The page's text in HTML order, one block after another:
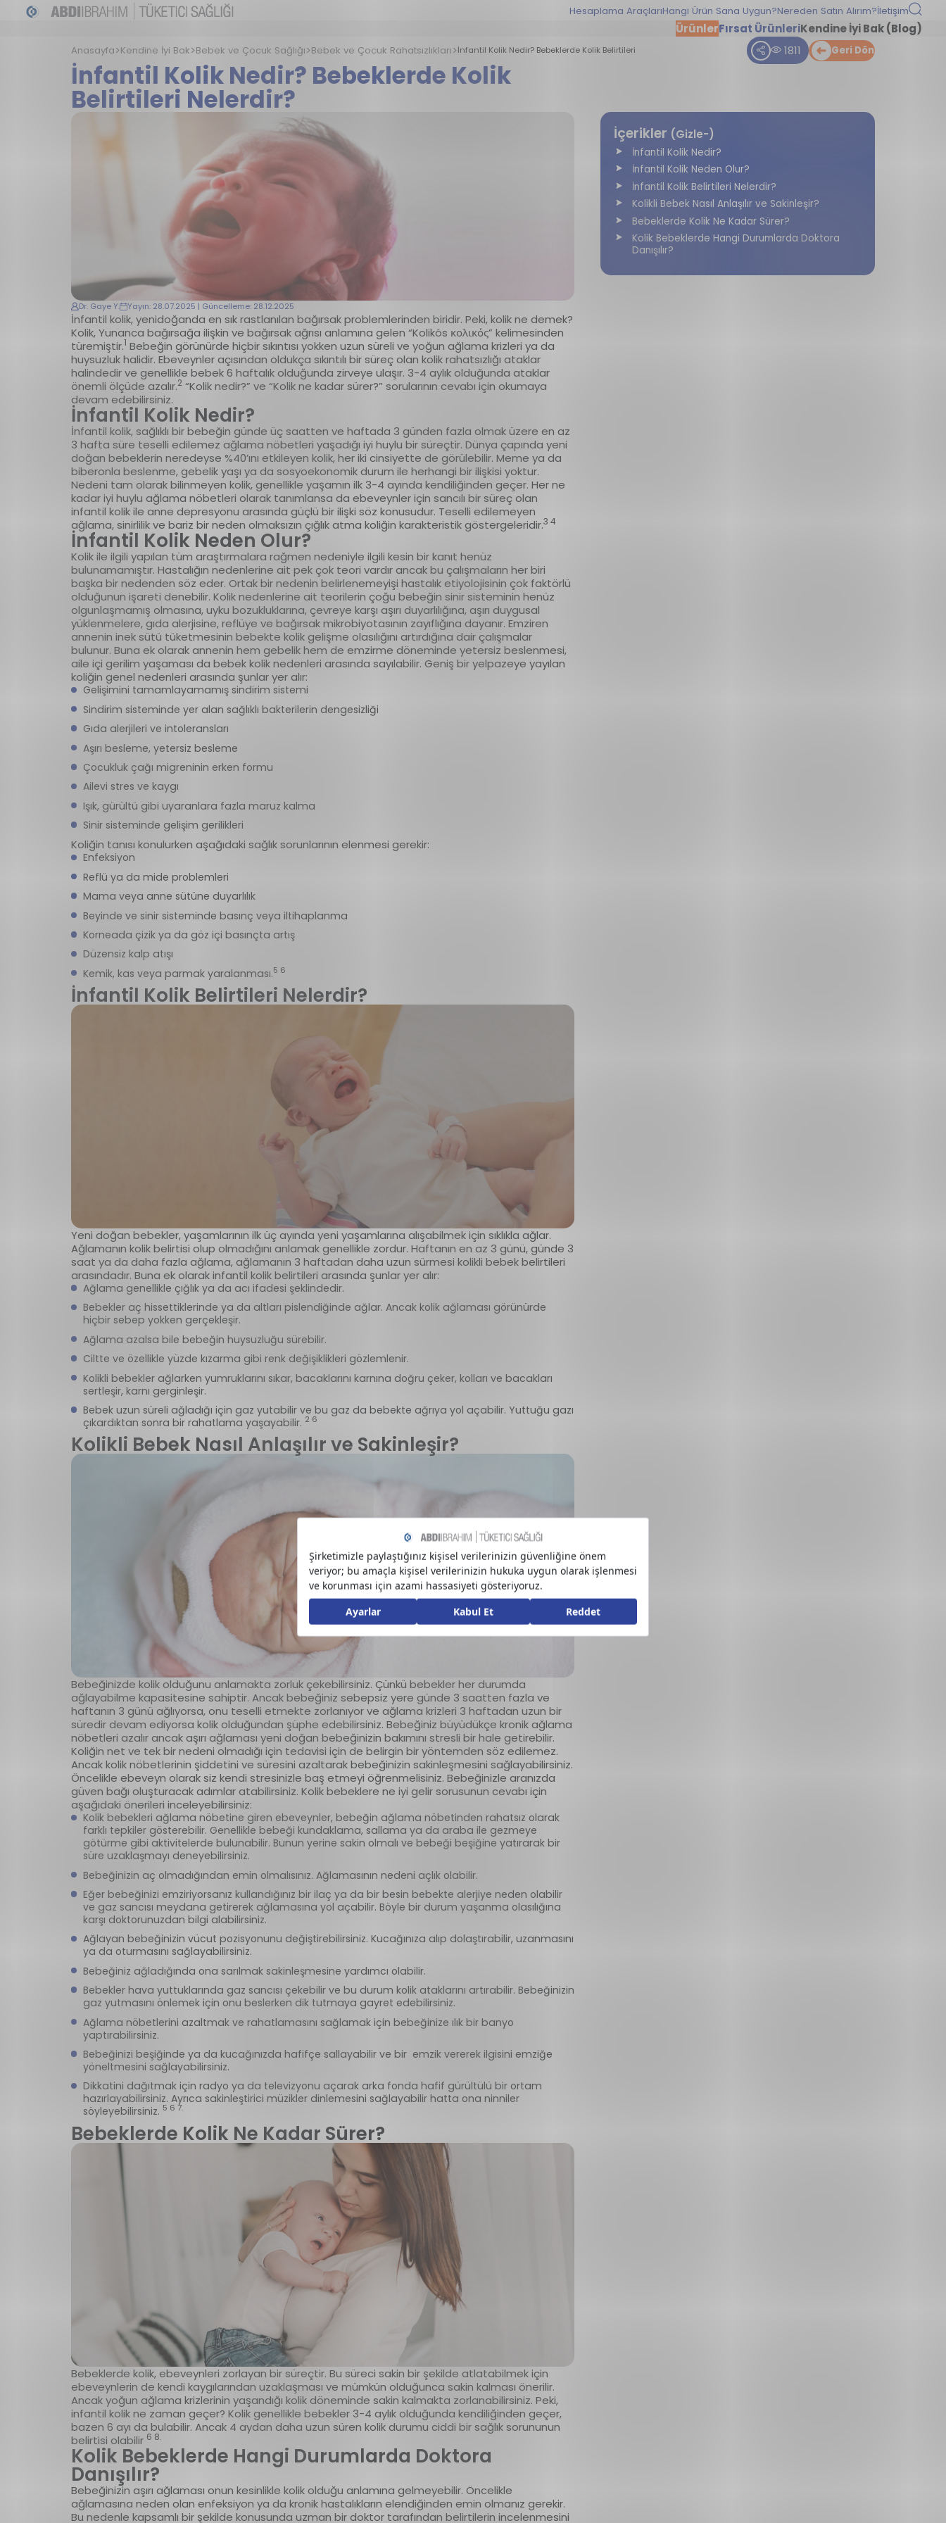
Hesaplama AraçlarıHangi Ürün Sana Uygun?Nereden Satın Alırım?İletişim
ÜrünlerFırsat ÜrünleriKendine İyi Bak (Blog)
Anasayfa Kendine İyi Bak Bebek ve Çocuk Sağlığı Bebek ve Çocuk Rahatsızlıkları İnfantil Kolik Nedir? Bebeklerde Kolik Belirtileri 1811 Geri Dön
İnfantil Kolik Nedir? Bebeklerde Kolik
Belirtileri Nelerdir?
Dr. Gaye Y. Yayın: 28.07.2025 | Güncelleme: 28.12.2025
İnfantil kolik, yenidoğanda en sık rastlanılan bağırsak problemlerinden biridir. Peki, kolik ne demek?
Kolik, Yunanca bağırsağa ilişkin ve bağırsak ağrısı anlamına gelen “Kolikós κολικός” kelimesinden
türemiştir.1 Bebeğin görünürde hiçbir sıkıntısı yokken uzun süreli ve yoğun ağlama krizleri ya da
huysuzluk halidir. Ebeveynler açısından oldukça sıkıntılı bir süreç olan kolik rahatsızlığı ataklar
halindedir ve genellikle bebek 6 haftalık olduğunda zirveye ulaşır. 3-4 aylık olduğunda ataklar
önemli ölçüde azalır.2“Kolik nedir?” ve “Kolik ne kadar sürer?” sorularının cevabı için okumaya
devam edebilirsiniz.
İnfantil Kolik Nedir?
İnfantil kolik, sağlıklı bir bebeğin günde üç saatten ve haftada 3 günden fazla olmak üzere en az
3 hafta süre teselli edilemez ağlama nöbetleri yaşadığı iyi huylu bir süreçtir. Dünya çapında yeni
doğan bebeklerin neredeyse %40’ını etkileyen kolik, her iki cinsiyette de görülebilir. Meme ya da
biberonla beslenme, gebelik yaşı ya da sosyoekonomik durum ile herhangi bir ilişkisi yoktur.
Nedeni tam olarak bilinmeyen kolik, genellikle yaşamın ilk 3-4 ayında kendiliğinden geçer. Her ne
kadar iyi huylu ağlama nöbetleri olarak tanımlansa da ebeveynler için sancılı bir süreç olan
infantil kolik ile anne depresyonu arasında güçlü bir ilişki söz konusudur. Teselli edilemeyen
ağlama, sinirlilik ve bariz bir neden olmaksızın çığlık atma koliğin karakteristik göstergeleridir.3 4
İnfantil Kolik Neden Olur?
Kolik ile ilgili yapılan tüm araştırmalara rağmen nedeniyle ilgili kesin bir kanıt henüz
bulunamamıştır. Hastalığın nedenlerine ait pek çok teori vardır ancak bu çalışmaların her biri
başka bir nedenden söz eder. Ortak bir nedenin belirlenemeyişi hastalık etiyolojisinin çok faktörlü
olduğunun işareti denebilir. Kolik nedenlerine ait teorilerin çoğu bebeğin sinir sisteminin henüz
olgunlaşmamış olmasına, uyku bozukluklarına, çevreye karşı aşırı duyarlılığına, aşırı duygusal
yüklenmelere, gıda alerjisine, reflüye ve bağırsak mikrobiyotasının zayıflığına dayanır. Emziren
annenin inek sütü tüketmesinin bebekte kolik gelişme olasılığını artırdığına dair çalışmalar
bulunur. Buna ek olarak annenin hem gebelik hem de emzirme döneminde yetersiz beslenmesi,
aile içi gerilim yaşaması da bebek kolik nedenleri arasında sayılabilir. Geniş bir yelpazeye yayılan
koliğin genel nedenleri arasında şunlar yer alır:
Gelişimini tamamlayamamış sindirim sistemi
Sindirim sisteminde yer alan sağlıklı bakterilerin dengesizliği
Gıda alerjileri ve intoleransları
Aşırı besleme, yetersiz besleme
Çocukluk çağı migreninin erken formu
Ailevi stres ve kaygı
Işık, gürültü gibi uyaranlara fazla maruz kalma
Sinir sisteminde gelişim gerilikleri
Koliğin tanısı konulurken aşağıdaki sağlık sorunlarının elenmesi gerekir:
Enfeksiyon
Reflü ya da mide problemleri
Mama veya anne sütüne duyarlılık
Beyinde ve sinir sisteminde basınç veya iltihaplanma
Korneada çizik ya da göz içi basınçta artış
Düzensiz kalp atışı
Kemik, kas veya parmak yaralanması.5 6
İnfantil Kolik Belirtileri Nelerdir?
Yeni doğan bebekler, yaşamlarının ilk üç ayında yeni yaşamlarına alışabilmek için sıklıkla ağlar.
Ağlamanın kolik belirtisi olup olmadığını anlamak genellikle zordur. Haftanın en az 3 günü, günde 3
saat ya da daha fazla ağlama, ağlamanın 3 haftadan daha uzun sürmesi kolikli bebek belirtileri
arasındadır. Buna ek olarak infantil kolik belirtileri arasında şunlar yer alır:
Ağlama genellikle çığlık ya da acı ifadesi şeklindedir.
Bebekler aç hissettiklerinde ya da altları pislendiğinde ağlar. Ancak kolik ağlaması görünürde
hiçbir sebep yokken gerçekleşir.
Ağlama azalsa bile bebeğin huysuzluğu sürebilir.
Ciltte ve özellikle yüzde kızarma gibi renk değişiklikleri gözlemlenir.
Kolikli bebekler ağlarken yumruklarını sıkar, bacaklarını karnına doğru çeker, kolları ve bacakları
sertleşir, karnı gerginleşir.
Bebek uzun süreli ağladığı için gaz yutabilir ve bu gaz da bebekte ağrıya yol açabilir. Yuttuğu gazı
çıkardıktan sonra bir rahatlama yaşayabilir. 2 6
Kolikli Bebek Nasıl Anlaşılır ve Sakinleşir?
Bebeğinizde kolik olduğunu anlamakta zorluk çekebilirsiniz. Çünkü bebekler her durumda
ağlayabilme kapasitesine sahiptir. Ancak bebeğiniz sebepsiz yere günde 3 saatten fazla ve
haftanın 3 günü ağlıyorsa, onu teselli etmekte zorlanıyor ve ağlama krizleri 3 haftadan uzun bir
süredir devam ediyorsa kolik olduğundan şüphe edebilirsiniz. Bebeğiniz büyüdükçe kronik ağlama
nöbetleri azalır ancak aşırı ağlaması yeni doğan bebeğinizin bakımını stresli bir hale getirebilir.
Koliğin net ve tek bir nedeni olmadığı için tedavisi için de belirgin bir yöntemden söz edilemez.
Ancak kolik nöbetlerinin şiddetini ve süresini azaltarak bebeğinizin sakinleşmesini sağlayabilirsiniz.
Öncelikle ebeveyn olarak siz kendi stresinizle baş etmeyi öğrenmelisiniz. Bebeğinizle aranızda
güven bağı oluşturacak adımlar atabilirsiniz. Kolik bebeklere ne iyi gelir sorusunun cevabı için
aşağıdaki önerileri inceleyebilirsiniz:
Kolik bebekleri ağlama nöbetine giren ebeveynler, bebeğin ağlama nöbetinden rahatsız olarak
farklı tepkiler gösterebilir. Genellikle bebeği kundaklama, sallama ya da araba ile gezmeye
götürme gibi aktivitelerde bulunabilir. Bunun yerine sakin olmalı ve bebeği beşiğine yatırarak bir
süre uzaklaşmayı deneyebilirsiniz.
Bebeğinizin aç olmadığından emin olmalısınız. Ağlamasının nedeni açlık olabilir.
Eğer bebeğinizi emziriyorsanız kullandığınız bir ilaç ya da bir besin bebekte alerjiye neden olabilir
ve gaz sancısı meydana getirerek ağlamasına yol açabilir. Böyle bir durum yaşanma olasılığına
karşı doktorunuzdan bilgi alabilirsiniz.
Ağlayan bebeğinizin vücut pozisyonunu değiştirebilirsiniz. Kucağınıza alıp dolaştırabilir, uzanmasını
ya da oturmasını sağlayabilirsiniz.
Bebeğiniz ağladığında ona sarılmak sakinleşmesine yardımcı olabilir.
Bebekler hava yuttuklarında gaz sancısı çekebilir ve bu durum kolik ataklarını artırabilir. Bebeğinizin
gaz yutmasını önlemek için onu beslerken dik tutmaya gayret edebilirsiniz.
Ağlama nöbetlerini azaltmak ve rahatlamasını sağlamak için bebeğinize ılık bir banyo
yaptırabilirsiniz.
Bebeğinizi beşiğinde ya da kucağınızda hafifçe sallayabilir ve bir emzik vererek ilgisini emziğe
yöneltmesini sağlayabilirsiniz.
Dikkatini dağıtmak için radyo ya da televizyonu açarak arka fonda hafif gürültülü bir ortam
hazırlayabilirsiniz. Ayrıca sakinleştirici müzikler dinlemesini sağlayabilir hatta ona ninniler
söyleyebilirsiniz. 5 6 7.
Bebeklerde Kolik Ne Kadar Sürer?
Bebeklerde kolik, ebeveynleri zorlayan bir süreçtir. Bu süreci sakin bir şekilde atlatabilmek için
ebeveynlerin de kendi kaygılarından uzaklaşması ve mümkün olduğunca sakin kalması önerilir.
Ancak yoğun ağlama krizlerinin yaşandığı kolik döneminde sakin kalmakta zorlanabilirsiniz. Peki,
infantil kolik ne zaman geçer? Kolik genellikle bebekler 3-4 aylık olduğunda kendiliğinden geçer,
bazen 6 ayı da bulabilir. Ancak 4 aydan daha uzun süren kolik durumu ciddi bir sağlık sorununun
belirtisi olabilir 6 8.
Kolik Bebeklerde Hangi Durumlarda Doktora
Danışılır?
Bebeğinizin aşırı ağlaması onun kesinlikle kolik olduğu anlamına gelmeyebilir. Öncelikle
ağlamasına neden olan enfeksiyon ya da kronik hastalıkların elendiğinden emin olmanız gerekir.
Bu nedenle kapsamlı bir şekilde konusunda uzman bir doktor tarafından belirtilerin incelenmesini
İçerikler (Gizle-)
İnfantil Kolik Nedir?
İnfantil Kolik Neden Olur?
İnfantil Kolik Belirtileri Nelerdir?
Kolikli Bebek Nasıl Anlaşılır ve Sakinleşir?
Bebeklerde Kolik Ne Kadar Sürer?
Kolik Bebeklerde Hangi Durumlarda Doktora
Danışılır?